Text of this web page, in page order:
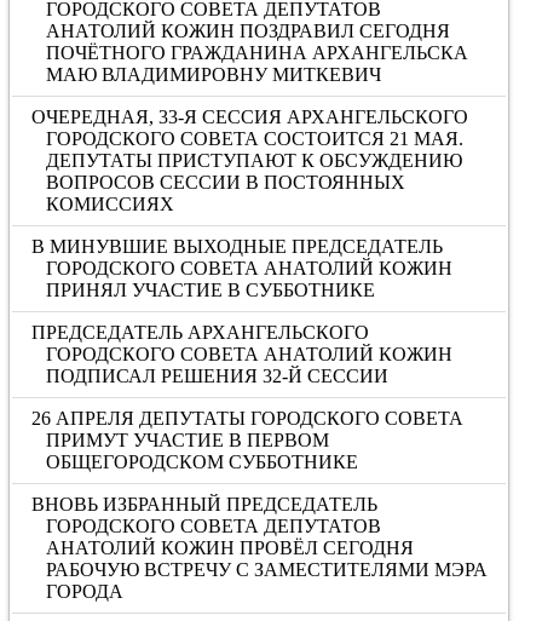
ГОРОДСКОГО СОВЕТА ДЕПУТАТОВ
АНАТОЛИЙ КОЖИН ПОЗДРАВИЛ СЕГОДНЯ
ПОЧЁТНОГО ГРАЖДАНИНА АРХАНГЕЛЬСКА
МАЮ ВЛАДИМИРОВНУ МИТКЕВИЧ
ОЧЕРЕДНАЯ, 33-Я СЕССИЯ АРХАНГЕЛЬСКОГО
ГОРОДСКОГО СОВЕТА СОСТОИТСЯ 21 МАЯ.
ДЕПУТАТЫ ПРИСТУПАЮТ К ОБСУЖДЕНИЮ
ВОПРОСОВ СЕССИИ В ПОСТОЯННЫХ
КОМИССИЯХ
В МИНУВШИЕ ВЫХОДНЫЕ ПРЕДСЕДАТЕЛЬ
ГОРОДСКОГО СОВЕТА АНАТОЛИЙ КОЖИН
ПРИНЯЛ УЧАСТИЕ В СУББОТНИКЕ
ПРЕДСЕДАТЕЛЬ АРХАНГЕЛЬСКОГО
ГОРОДСКОГО СОВЕТА АНАТОЛИЙ КОЖИН
ПОДПИСАЛ РЕШЕНИЯ 32-Й СЕССИИ
26 АПРЕЛЯ ДЕПУТАТЫ ГОРОДСКОГО СОВЕТА
ПРИМУТ УЧАСТИЕ В ПЕРВОМ
ОБЩЕГОРОДСКОМ СУББОТНИКЕ
ВНОВЬ ИЗБРАННЫЙ ПРЕДСЕДАТЕЛЬ
ГОРОДСКОГО СОВЕТА ДЕПУТАТОВ
АНАТОЛИЙ КОЖИН ПРОВЁЛ СЕГОДНЯ
РАБОЧУЮ ВСТРЕЧУ С ЗАМЕСТИТЕЛЯМИ МЭРА
ГОРОДА